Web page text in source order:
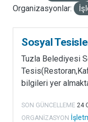
LISANSLAR
Organizasyonlar:
Sosyal
Tuzla Belediyesi
bilgileri yer
SON GÜNCELLEME 24
ORGANIZASYON